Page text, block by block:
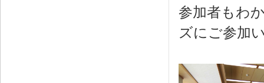
参加者もわ
ズにご参加